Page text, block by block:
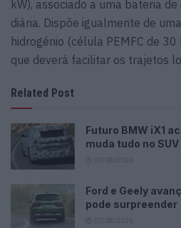
kW), associado a uma bateria
diária. Dispõe igualmente de
hidrogénio (célula PEMFC de
que deverá facilitar os trajetos
Related Post
Futuro BMW iX1
muda tudo no SUV
Ford e Geely
pode surpreender